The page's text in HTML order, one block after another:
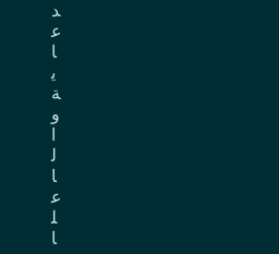
د
ع
ا
ي
ة
و
ل
ا
ع
ل
ا